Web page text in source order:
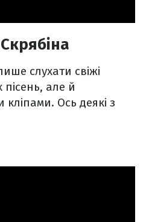
слухати свіжі
але й
Ось деякі з